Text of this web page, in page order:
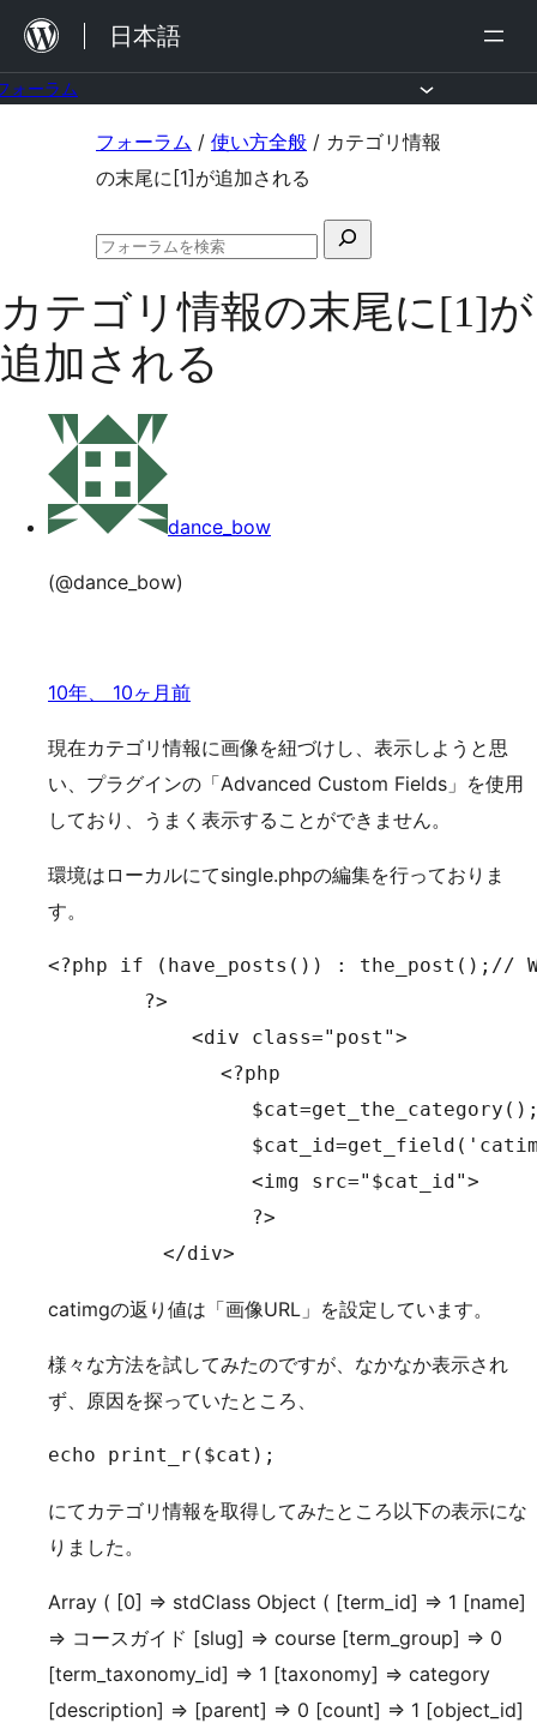
を
日本語
ォーラム
へ
ス
フォーラム / 使い方全般 / カテゴリ情報
の末尾に[1]が追加される
検
対
象:
フ
ー
ラ
カテゴリ情報の末尾に[1]が
追加される
dance_bow
(@dance_bow)
10年、 10ヶ月前
現在カテゴリ情報に画像を紐づけし、表示しようと思
い、プラグインの「Advanced Custom Fields」を使用
しており、うまく表示することができません。
環境はローカルにてsingle.phpの編集を行っておりま
す。
<?php if (have_posts()) : the_post();//
        　　　　<?php
                 <img src="$cat_id">
</div>
catimgの返り値は「画像URL」を設定しています。
様々な方法を試してみたのですが、なかなか表示され
ず、原因を探っていたところ、
echo print_r($cat);
にてカテゴリ情報を取得してみたところ以下の表示にな
りました。
Array ( [0] => stdClass Object ( [term_id] => 1 [name]
=> コースガイド [slug] => course [term_group] => 0
[term_taxonomy_id] => 1 [taxonomy] => category
[description] => [parent] => 0 [count] => 1 [object_id]